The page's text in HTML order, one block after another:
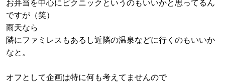
お弁当を中心にピクニックというのもいいかと思ってるん
ですが（笑）
雨天なら
隣にファミレスもあるし近隣の温泉などに行くのもいいか
なと。
オフとして企画は特に何も考えてませんので